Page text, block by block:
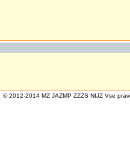
© 2012-2014 MZ JAZMP ZZZS NIJZ Vse